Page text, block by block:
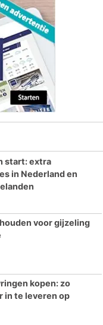
start: extra
in Nederland en
voor gijzeling
kopen: zo
in te leveren op